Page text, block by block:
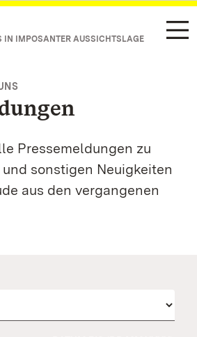
IN IMPOSANTER AUSSICHTSLAGE
Pressemeldungen zu
sonstigen Neuigkeiten
aus den vergangenen